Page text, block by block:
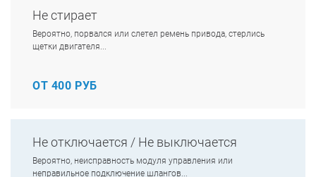
Не стирает
Вероятно, порвался или слетел ремень привода, стерлись
щетки двигателя...
ОТ 400 РУБ
Не отключается / Не выключается
Вероятно, неисправность модуля управления или
неправильное подключение шлангов...